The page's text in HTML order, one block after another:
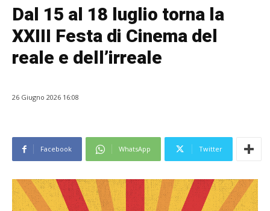
Dal 15 al 18 luglio torna la
XXIII Festa di Cinema del
reale e dell’irreale
26 Giugno 2026 16:08
Facebook WhatsApp Twitter